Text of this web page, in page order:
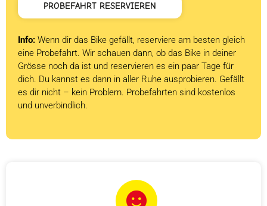
PROBEFAHRT RESERVIEREN
Info: Wenn dir das Bike gefällt, reserviere am besten gleich
eine Probefahrt. Wir schauen dann, ob das Bike in deiner
Grösse noch da ist und reservieren es ein paar Tage für
dich. Du kannst es dann in aller Ruhe ausprobieren. Gefällt
es dir nicht – kein Problem. Probefahrten sind kostenlos
und unverbindlich.